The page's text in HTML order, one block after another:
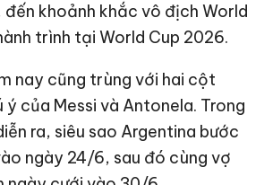
đến khoảnh khắc vô địch World
trình tại World Cup 2026.
nay cũng trùng với hai cột
của Messi và Antonela. Trong
ra, siêu sao Argentina bước
ngày 24/6, sau đó cùng vợ